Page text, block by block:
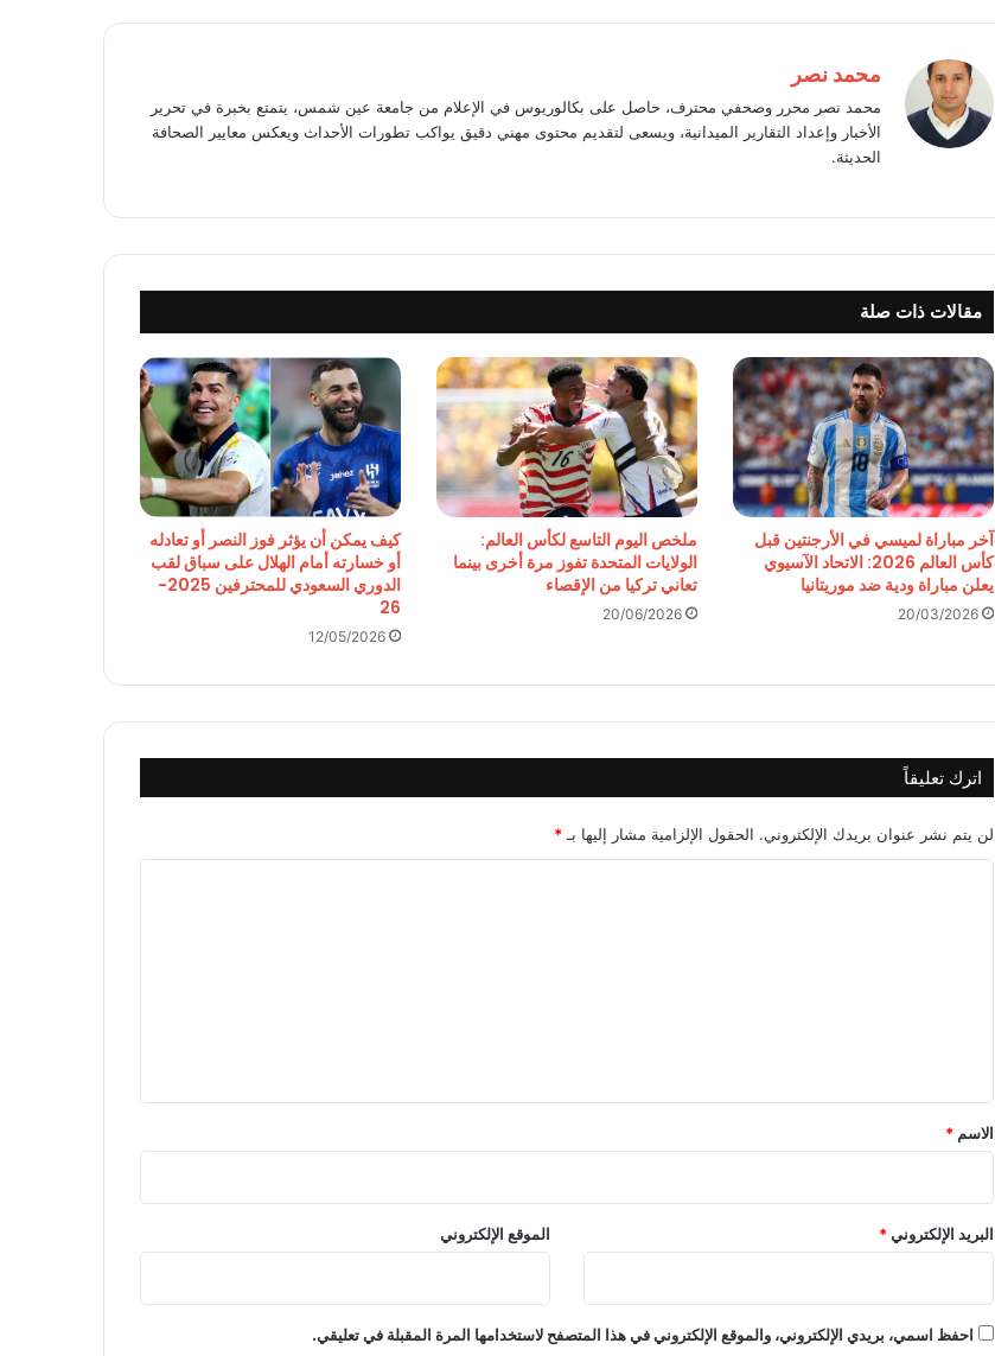
محمد نصر
محمد نصر محرر وصحفي محترف، حاصل على بكالوريوس في الإعلام من جامعة عين شمس، يتمتع بخبرة في تحرير
الأخبار وإعداد التقارير الميدانية، ويسعى لتقديم محتوى مهني دقيق يواكب تطورات الأحداث ويعكس معايير الصحافة
الحديثة.
مقالات ذات صلة
آخر مباراة لميسي في الأرجنتين قبل
كأس العالم 2026: الاتحاد الآسيوي
يعلن مباراة ودية ضد موريتانيا
20/03/2026
ملخص اليوم التاسع لكأس العالم:
الولايات المتحدة تفوز مرة أخرى بينما
تعاني تركيا من الإقصاء
20/06/2026
كيف يمكن أن يؤثر فوز النصر أو تعادله
أو خسارته أمام الهلال على سباق لقب
الدوري السعودي للمحترفين 2025-
26
12/05/2026
اترك تعليقاً
لن يتم نشر عنوان بريدك الإلكتروني. الحقول الإلزامية مشار إليها بـ*
*
الاسم *
البريد الإلكتروني* الموقع الإلكتروني
احفظ اسمي، بريدي الإلكتروني، والموقع الإلكتروني في هذا المتصفح لاستخدامها المرة المقبلة في تعليقي.